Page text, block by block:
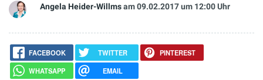
Angela Heider-Willmsam 09.02.2017um 12:00 Uhr
FACEBOOK TWITTER
PINTEREST
WHATSAPP
EMAIL